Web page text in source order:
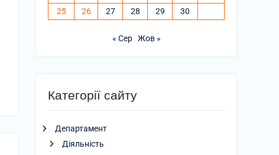
25
26 27 28 29 30
« Сер Жов »
Категорії сайту
Департамент
Діяльність